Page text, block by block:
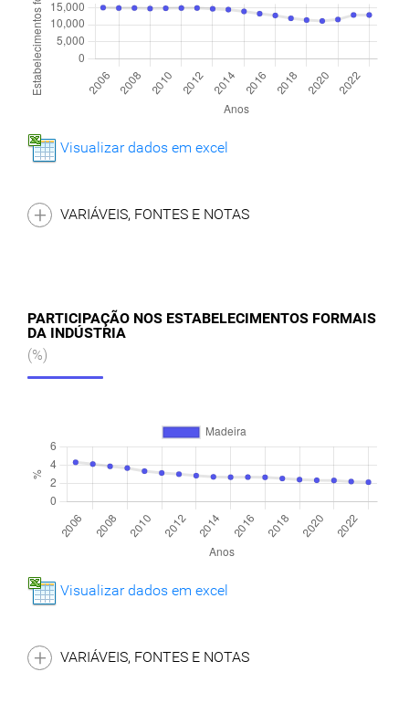
Visualizar dados em excel
VARIÁVEIS, FONTES E NOTAS
PARTICIPAÇÃO NOS ESTABELECIMENTOS FORMAIS
DA INDÚSTRIA
(%)
Visualizar dados em excel
VARIÁVEIS, FONTES E NOTAS